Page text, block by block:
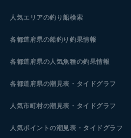
人気エリアの釣り船検索
各都道府県の船釣り釣果情報
各都道府県の人気魚種の釣果情報
各都道府県の潮見表 ・タイドグラフ
人気市町村の潮見表・タイドグラフ
人気ポイントの潮見表・タイドグラフ